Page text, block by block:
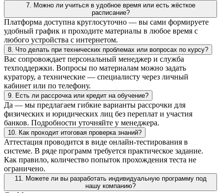
7. Можно ли учиться в удобное время или есть жёсткое
расписание?
Платформа доступна круглосуточно — вы сами формируете
удобный график и проходите материалы в любое время с
любого устройства с интернетом.
8. Что делать при технических проблемах или вопросах по курсу?
Вас сопровождает персональный менеджер и служба
техподдержки. Вопросы по материалам можно задать
куратору, а технические — специалисту через личный
кабинет или по телефону.
9. Есть ли рассрочка или кредит на обучение?
Да — мы предлагаем гибкие варианты рассрочки для
физических и юридических лиц без переплат и участия
банков. Подробности уточняйте у менеджера.
10. Как проходит итоговая проверка знаний?
Аттестация проводится в виде онлайн-тестирования в
системе. В ряде программ требуется практическое задание.
Как правило, количество попыток прохождения теста не
ограничено.
11. Можете ли вы разработать индивидуальную программу под
нашу компанию?